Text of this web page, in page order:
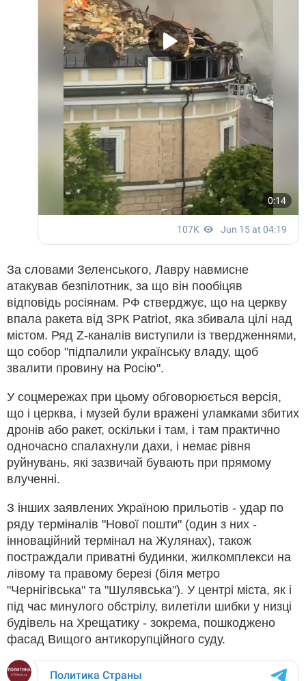
За словами Зеленського, Лавру навмисне
атакував безпілотник, за що він пообіцяв
відповідь росіянам. РФ стверджує, що на церкву
впала ракета від ЗРК Patriot, яка збивала цілі над
містом. Ряд Z-каналів виступили із твердженнями,
що собор "підпалили українську владу, щоб
звалити провину на Росію".
У соцмережах при цьому обговорюється версія,
що і церква, і музей були вражені уламками збитих
дронів або ракет, оскільки і там, і там практично
одночасно спалахнули дахи, і немає рівня
руйнувань, які зазвичай бувають при прямому
влученні.
З інших заявлених Україною прильотів - удар по
ряду терміналів "Нової пошти" (один з них -
інноваційний термінал на Жулянах), також
постраждали приватні будинки, жилкомплекси на
лівому та правому березі (біля метро
"Чернігівська" та "Шулявська"). У центрі міста, як і
під час минулого обстрілу, вилетіли шибки у низці
будівель на Хрещатику - зокрема, пошкоджено
фасад Вищого антикорупційного суду.